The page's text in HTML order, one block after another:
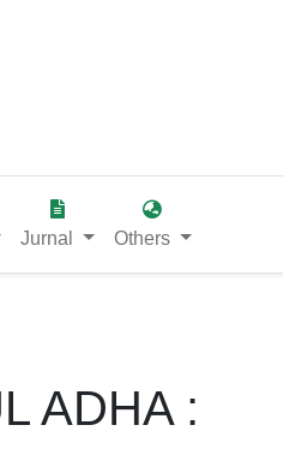
Jurnal Others
ADHA :